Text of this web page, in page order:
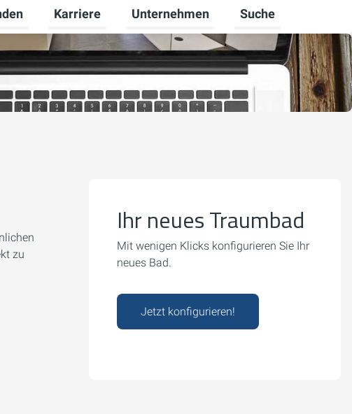
umschalten
Privatkunden umschalten
Untermenü für Gewerbekunden umschalten
Karriere
Untermenü für Karriere umschalten
Unternehmen
Untermenü für
Suche
zu
Ihr neues Traumbad
Mit wenigen Klicks konfigurieren Sie Ihr
neues Bad.
Jetzt konfigurieren!